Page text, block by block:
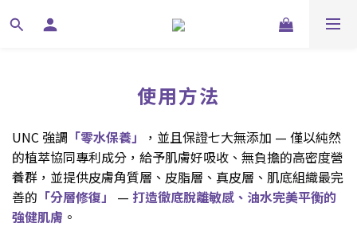
使用方法
UNC 強調 「零水保養」
，並且保證七大無添加 — 僅以純然
的植萃協同專利成分，給予肌膚好吸收、無負擔的高密度營
養群，並提供皮膚角質層、皮脂層、真皮層、肌底組織最完
善的 「分層修復」 — 打造徹底脫離敏感、油水完美平衡的
強健肌膚 。